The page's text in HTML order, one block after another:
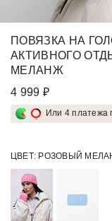
ПОВЯЗКА НА
АКТИВНОГО
МЕЛАНЖ
4 999 ₽
Или 4 платежа
ЦВЕТ: РОЗОВЫЙ